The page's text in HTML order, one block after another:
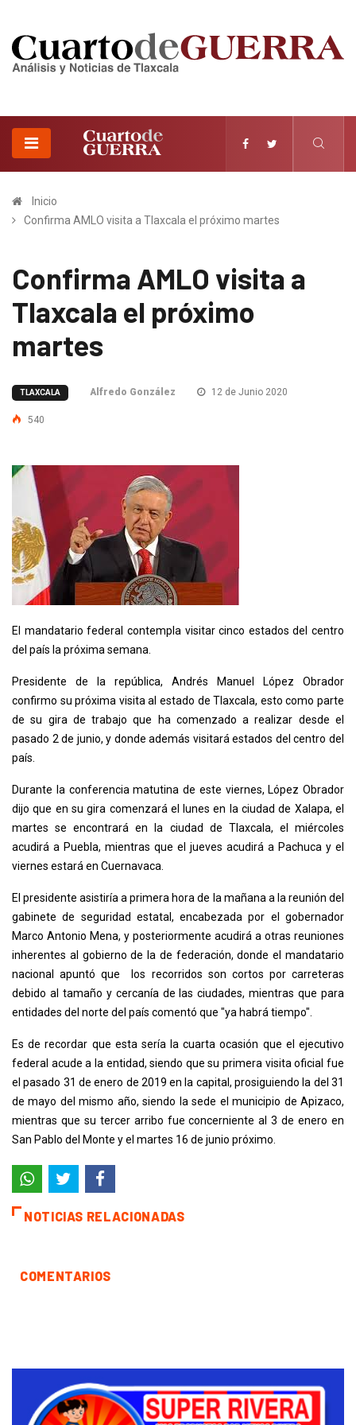
Inicio
Confirma AMLO visita a Tlaxcala el próximo martes
Confirma AMLO visita a
Tlaxcala el próximo
martes
TLAXCALA Alfredo González 12 de Junio 2020
540
El mandatario federal contempla visitar cinco estados del centro
del país la próxima semana.
Presidente de la república, Andrés Manuel López Obrador
confirmo su próxima visita al estado de Tlaxcala, esto como parte
de su gira de trabajo que ha comenzado a realizar desde el
pasado 2 de junio, y donde además visitará estados del centro del
país.
Durante la conferencia matutina de este viernes, López Obrador
dijo que en su gira comenzará el lunes en la ciudad de Xalapa, el
martes se encontrará en la ciudad de Tlaxcala, el miércoles
acudirá a Puebla, mientras que el jueves acudirá a Pachuca y el
viernes estará en Cuernavaca.
El presidente asistiría a primera hora de la mañana a la reunión del
gabinete de seguridad estatal, encabezada por el gobernador
Marco Antonio Mena, y posteriormente acudirá a otras reuniones
inherentes al gobierno de la de federación, donde el mandatario
nacional apuntó que los recorridos son cortos por carreteras
debido al tamaño y cercanía de las ciudades, mientras que para
entidades del norte del país comentó que "ya habrá tiempo".
Es de recordar que esta sería la cuarta ocasión que el ejecutivo
federal acude a la entidad, siendo que su primera visita oficial fue
el pasado 31 de enero de 2019 en la capital, prosiguiendo la del 31
de mayo del mismo año, siendo la sede el municipio de Apizaco,
mientras que su tercer arribo fue concerniente al 3 de enero en
San Pablo del Monte y el martes 16 de junio próximo.
NOTICIAS RELACIONADAS
COMENTARIOS